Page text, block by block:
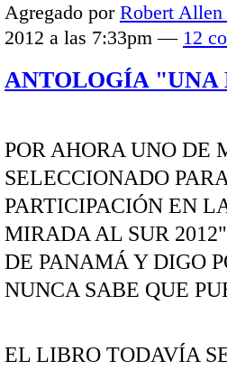
Agregado por Robert Allen
2012 a las 7:33pm — 12
ANTOLOGÍA "UNA
POR AHORA UNO DE
SELECCIONADO
PARTICIPACIÓN EN
MIRADA AL SUR
DE PANAMÁ Y DIGO
NUNCA SABE QUE
EL LIBRO TODAVÍA